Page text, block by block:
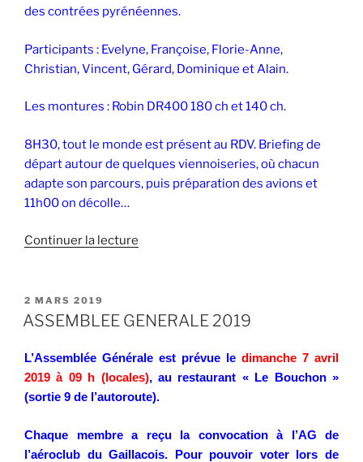
des contrées pyrénéennes.
Participants : Evelyne, Françoise, Florie-Anne,
Christian, Vincent, Gérard, Dominique et Alain.
Les montures : Robin DR400 180 ch et 140 ch.
8H30, tout le monde est présent au RDV. Briefing de
départ autour de quelques viennoiseries, où chacun
adapte son parcours, puis préparation des avions et
11h00 on décolle…
Continuer la lecture
mars
PUBLIÉ
LE
2 MARS 2019
ASSEMBLEE GENERALE 2019
L’Assemblée Générale est prévue le dimanche 7 avril
2019 à 09 h (locales), au restaurant « Le Bouchon »
(sortie 9 de l’autoroute).
Chaque membre a reçu la convocation à l’AG de
l’aéroclub du Gaillacois. Pour pouvoir voter lors de